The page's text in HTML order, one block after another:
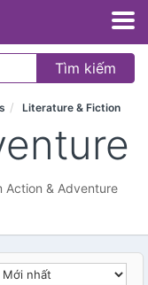
Tìm kiếm
Literature & Fiction
Action & Adventure